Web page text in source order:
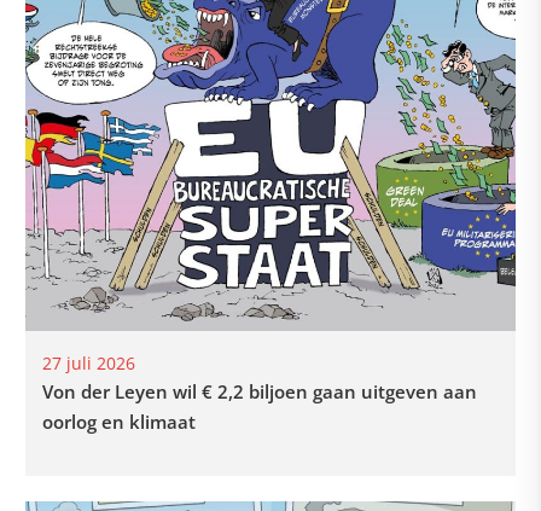
27 juli 2026
Von der Leyen wil € 2,2 biljoen gaan uitgeven aan
oorlog en klimaat